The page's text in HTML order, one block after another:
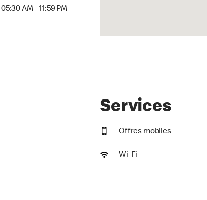
05:30 AM - 11:59 PM
Services
Offres mobiles
Wi-Fi